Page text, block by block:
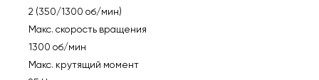
2 (350/1300 об/мин)
Макс. скорость вращения
1300 об/мин
Макс. крутящий момент